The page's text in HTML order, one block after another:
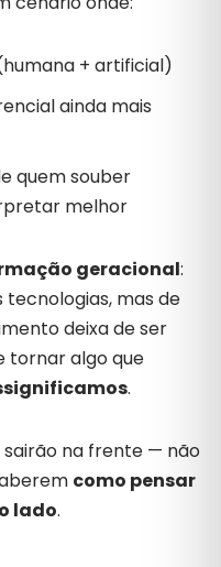
humana + artificial)
ainda mais
quemsouber
melhor
geracional:
tecnologias, mas de
deixadeser
tornaralgoque
.
sairão na frente — não
como pensar
lado.